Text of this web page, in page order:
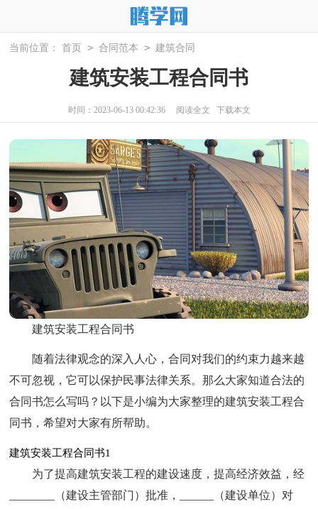
当前位置： 首页 > 合同范本 > 建筑合同
建筑安装工程合同书
时间：2023-06-13 00:42:36 阅读全文 下载本文
建筑安装工程合同书
随着法律观念的深入人心，合同对我们的约束力越来越
不可忽视，它可以保护民事法律关系。那么大家知道合法的
合同书怎么写吗？以下是小编为大家整理的建筑安装工程合
同书，希望对大家有所帮助。
建筑安装工程合同书1
为了提高建筑安装工程的建设速度，提高经济效益，经
________（建设主管部门）批准，______（建设单位）对